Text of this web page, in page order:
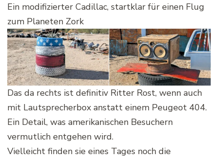
Ein modifizierter Cadillac, startklar für einen Flug
zum Planeten Zork
Das da rechts ist definitiv Ritter Rost, wenn auch
mit Lautsprecherbox anstatt einem Peugeot 404.
Ein Detail, was amerikanischen Besuchern
vermutlich entgehen wird.
Vielleicht finden sie eines Tages noch die